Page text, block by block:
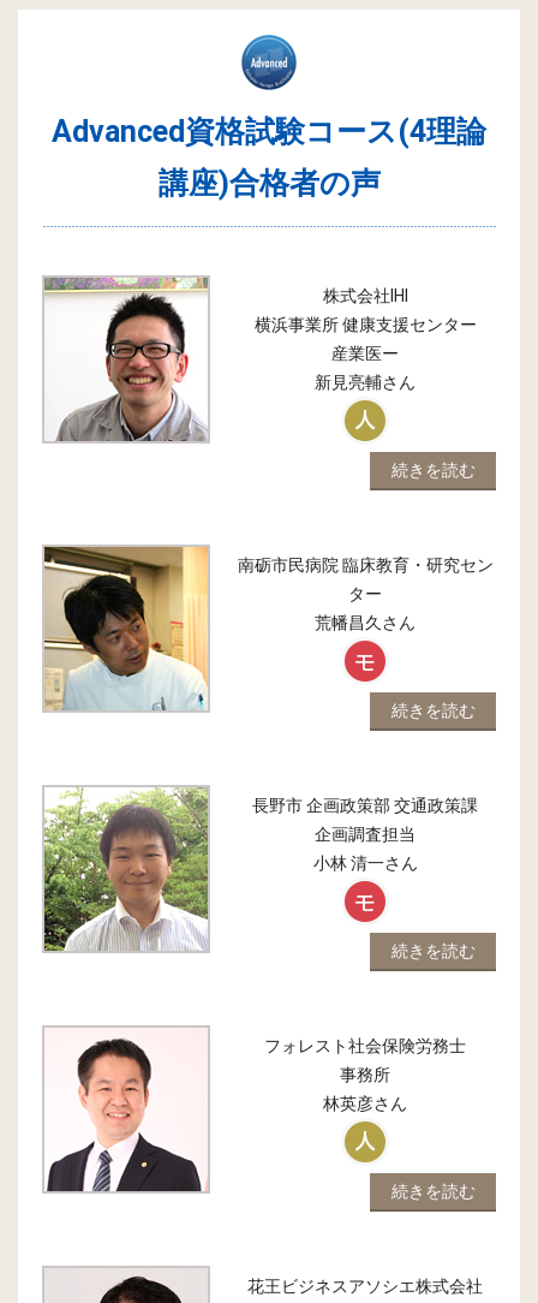
Advanced資格試験コース(4理論
講座)合格者の声
株式会社IHI
横浜事業所 健康支援センター
産業医ー
新見亮輔さん
続きを読む
南砺市民病院 臨床教育・研究セン
ター
荒幡昌久 さん
続きを読む
長野市 企画政策部 交通政策課
企画調査担当
小林 清一さん
続きを読む
フォレスト社会保険労務士
事務所
林英彦さん
続きを読む
花王ビジネスアソシエ株式会社